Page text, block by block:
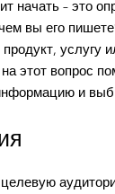
начать – это
вы его
услугу
этот вопрос
и